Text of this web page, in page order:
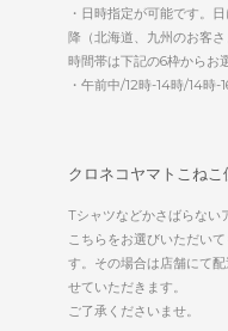
・日時指定が可能です。
降（北海道、九州のお客さ
時間帯は下記の6枠からお
・午前中/12時-14時/14時-
クロネコヤマトこねこ
Tシャツなどかさばらない
こちらをお選びいただい
す。その場合は店舗にて
せていただきます。
ご了承くださいませ。